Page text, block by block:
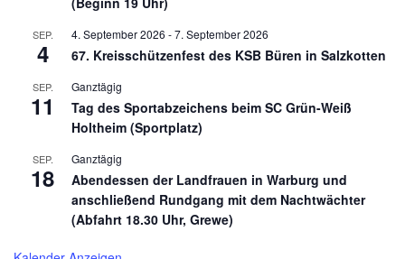
SEP.
4
4. September 2026 -7. September 2026
67. Kreisschützenfest des KSB Büren in Salzkotten
SEP.
11
Ganztägig
Tag des Sportabzeichens beim SC Grün-Weiß
Holtheim (Sportplatz)
SEP.
18
Ganztägig
Abendessen der Landfrauen in Warburg und
anschließend Rundgang mit dem Nachtwächter
(Abfahrt 18.30 Uhr, Grewe)